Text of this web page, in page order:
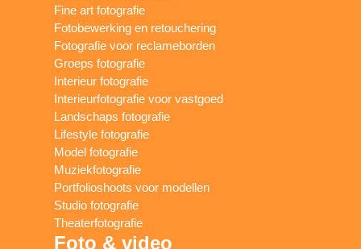
Fine art fotografie
Fotobewerking en retouchering
Fotografie voor reclameborden
Groeps fotografie
Interieur fotografie
Interieurfotografie voor vastgoed
Landschaps fotografie
Lifestyle fotografie
Model fotografie
Muziekfotografie
Portfolioshoots voor modellen
Studio fotografie
Theaterfotografie
Foto & video